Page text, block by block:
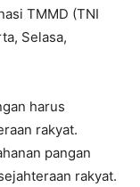
TMMD (TNI
Selasa,
harus
rakyat.
pangan
rakyat.